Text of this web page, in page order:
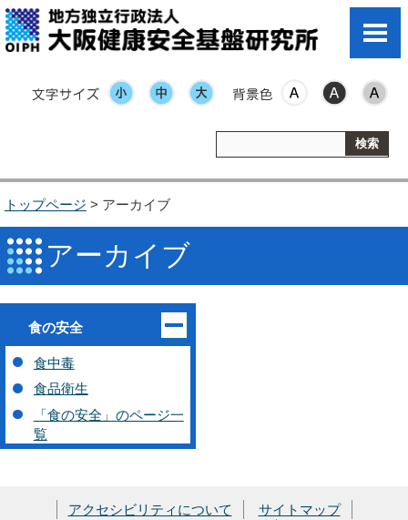
文字サイズ 表示色
トップページ > アーカイブ
アーカイブ
食の安全
食中毒
食品衛生
「食の安全」のページ一
覧
アクセシビリティについて
サイトマップ